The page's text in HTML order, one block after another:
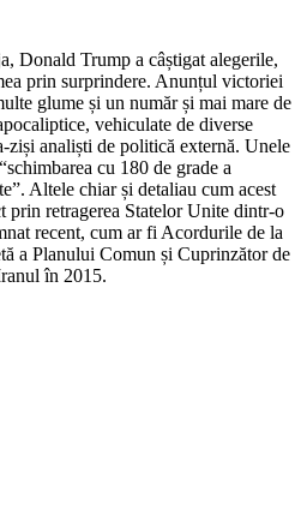
Donald Trump a câștigat alegerile,
prin surprindere. Anunțul victoriei
glume și un număr și mai mare de
vehiculate de diverse
ziși analiști de politică externă. Unele
cu 180 de grade a
Altele chiar și detaliau cum acest
prin retragerea Statelor Unite dintr-o
recent, cum ar fi Acordurile de la
a Planului Comun și Cuprinzător de
în 2015.